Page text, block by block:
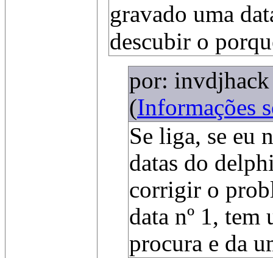
gravado uma
descubir o
por:
(Informações
Se liga, se eu
datas do
corrigir o
data nº 1,
procura e da